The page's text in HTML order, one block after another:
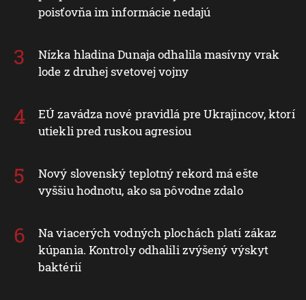
poisťovňa im informácie nedajú
Nízka hladina Dunaja odhalila masívny vrak
lode z druhej svetovej vojny
EÚ zavádza nové pravidlá pre Ukrajincov, ktorí
utiekli pred ruskou agresiou
Nový slovenský teplotný rekord má ešte
vyššiu hodnotu, ako sa pôvodne zdalo
Na viacerých vodných plochách platí zákaz
kúpania. Kontroly odhalili zvýšený výskyt
baktérií